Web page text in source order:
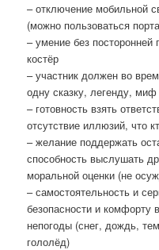
– отключение мобильной
(можно пользоваться
– умение без
костёр
– участник должен во
одну сказку, легенду, миф
– готовность взять
отсутствие иллюзий, что
– желание поддержать
способность выслушать
моральной оценки (не
– самостоятельность и
безопасности и комфорту
непогоды (снег, дождь,
гололёд)